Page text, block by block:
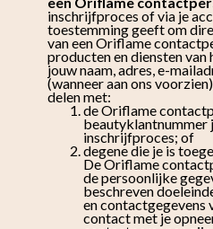
inschrijfproces of via je
toestemming geeft om
van een Oriflame
producten en diensten
jouw naam, adres, e-
(wanneer aan ons
delen met:
de Oriflame
beautyklantnummer
inschrijfproces; of
degene die je is
De Oriflame
de persoonlijke
beschreven
en contactgegevens
contact met je